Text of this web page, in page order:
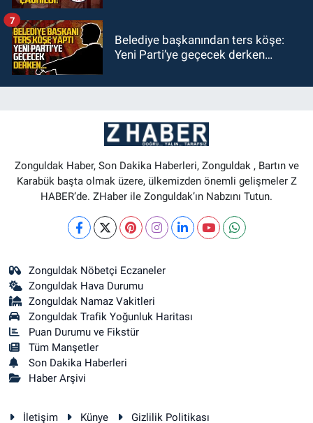
Belediye başkanından ters köşe:
Yeni Parti’ye geçecek derken…
7
Zonguldak Haber, Son Dakika Haberleri, Zonguldak , Bartın ve
Karabük başta olmak üzere, ülkemizden önemli gelişmeler Z
HABER’de. ZHaber ile Zonguldak’ın Nabzını Tutun.
Zonguldak Nöbetçi Eczaneler
Zonguldak Hava Durumu
Zonguldak Namaz Vakitleri
Zonguldak Trafik Yoğunluk Haritası
Puan Durumu ve Fikstür
Tüm Manşetler
Son Dakika Haberleri
Haber Arşivi
İletişim Künye Gizlilik Politikası